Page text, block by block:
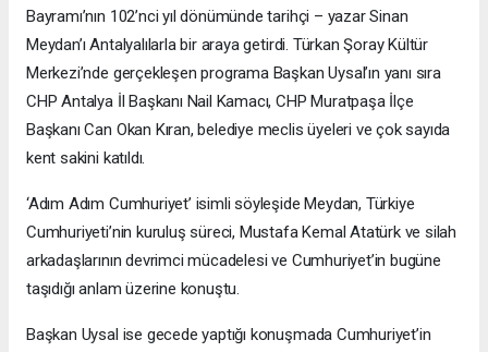
Bayramı’nın 102’nci yıl dönümünde tarihçi – yazar Sinan
Meydan’ı Antalyalılarla bir araya getirdi. Türkan Şoray Kültür
Merkezi’nde gerçekleşen programa Başkan Uysal’ın yanı sıra
CHP Antalya İl Başkanı Nail Kamacı, CHP Muratpaşa İlçe
Başkanı Can Okan Kıran, belediye meclis üyeleri ve çok sayıda
kent sakini katıldı.
‘Adım Adım Cumhuriyet’ isimli söyleşide Meydan, Türkiye
Cumhuriyeti’nin kuruluş süreci, Mustafa Kemal Atatürk ve silah
arkadaşlarının devrimci mücadelesi ve Cumhuriyet’in bugüne
taşıdığı anlam üzerine konuştu.
Başkan Uysal ise gecede yaptığı konuşmada Cumhuriyet’in